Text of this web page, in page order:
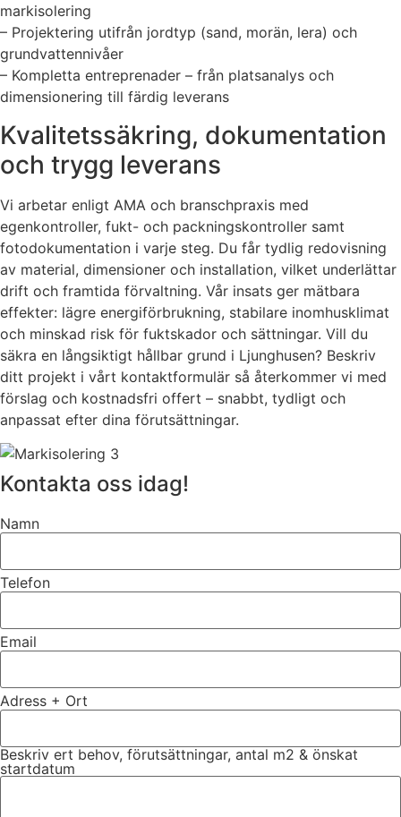
markisolering
– Projektering utifrån jordtyp (sand, morän, lera) och
grundvattennivåer
– Kompletta entreprenader – från platsanalys och
dimensionering till färdig leverans
Kvalitetssäkring, dokumentation
och trygg leverans
Vi arbetar enligt AMA och branschpraxis med
egenkontroller, fukt- och packningskontroller samt
fotodokumentation i varje steg. Du får tydlig redovisning
av material, dimensioner och installation, vilket underlättar
drift och framtida förvaltning. Vår insats ger mätbara
effekter: lägre energiförbrukning, stabilare inomhusklimat
och minskad risk för fuktskador och sättningar. Vill du
säkra en långsiktigt hållbar grund i Ljunghusen? Beskriv
ditt projekt i vårt kontaktformulär så återkommer vi med
förslag och kostnadsfri offert – snabbt, tydligt och
anpassat efter dina förutsättningar.
Kontakta oss idag!
Namn
Telefon
Email
Adress + Ort
Beskriv ert behov, förutsättningar, antal m2 & önskat
startdatum